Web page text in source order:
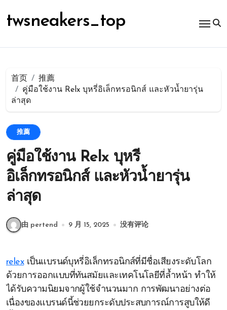
容
twsneakers_top
首页
推薦
คู่มือใช้งาน Relx บุหรี่อิเล็กทรอนิกส์ และหัวน้ำยารุ่น
ล่าสุด
推薦
คู่มือใช้งาน Relx บุหรี่
อิเล็กทรอนิกส์ และหัวน้ำยารุ่น
ล่าสุด
由 pertend 9 月 15, 2025 没有评论
relexเป็นแบรนด์บุหรี่อิเล็กทรอนิกส์ที่มีชื่อเสียงระดับโลก
ด้วยการออกแบบที่ทันสมัยและเทคโนโลยีที่ล้ำหน้า ทำให้
ได้รับความนิยมจากผู้ใช้จำนวนมาก การพัฒนาอย่างต่อ
เนื่องของแบรนด์นี้ช่วยยกระดับประสบการณ์การสูบให้ดี